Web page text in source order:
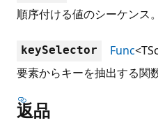
順序付ける値のシーケンス。
keySelector Func
要素からキーを抽出する関数
返品